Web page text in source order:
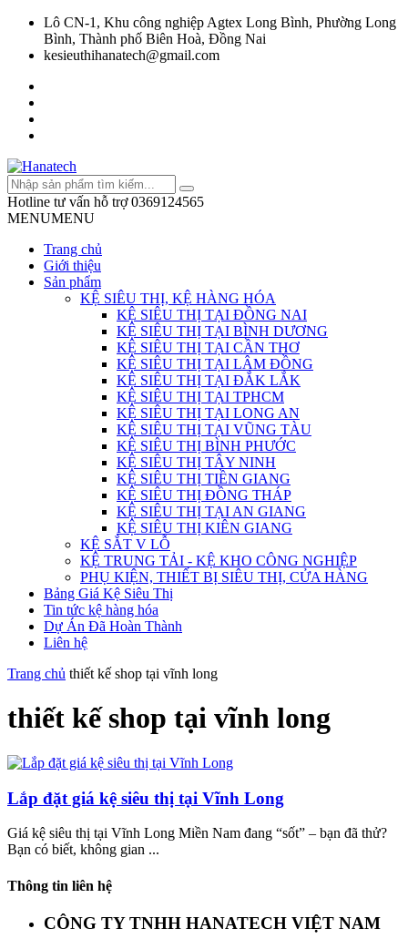
Lô CN-1, Khu công nghiệp Agtex Long Bình, Phường Long
Bình, Thành phố Biên Hoà, Đồng Nai
kesieuthihanatech@gmail.com
Hotline tư vấn hỗ trợ 0369124565
MENUMENU
Trang chủ
Giới thiệu
Sản phẩm
KỆ SIÊU THỊ, KỆ HÀNG HÓA
KỆ SIÊU THỊ TẠI ĐỒNG NAI
KỆ SIÊU THỊ TẠI BÌNH DƯƠNG
KỆ SIÊU THỊ TẠI CẦN THƠ
KỆ SIÊU THỊ TẠI LÂM ĐỒNG
KỆ SIÊU THỊ TẠI ĐẮK LẮK
KỆ SIÊU THỊ TẠI TPHCM
KỆ SIÊU THỊ TẠI LONG AN
KỆ SIÊU THỊ TẠI VŨNG TÀU
KỆ SIÊU THỊ BÌNH PHƯỚC
KỆ SIÊU THỊ TÂY NINH
KỆ SIÊU THỊ TIỀN GIANG
KỆ SIÊU THỊ ĐỒNG THÁP
KỆ SIÊU THỊ TẠI AN GIANG
KỆ SIÊU THỊ KIÊN GIANG
KỆ SẮT V LỖ
KỆ TRUNG TẢI - KỆ KHO CÔNG NGHIỆP
PHỤ KIỆN, THIẾT BỊ SIÊU THỊ, CỬA HÀNG
Bảng Giá Kệ Siêu Thị
Tin tức kệ hàng hóa
Dự Án Đã Hoàn Thành
Liên hệ
Trang chủ thiết kế shop tại vĩnh long
thiết kế shop tại vĩnh long
Lắp đặt giá kệ siêu thị tại Vĩnh Long
Giá kệ siêu thị tại Vĩnh Long Miền Nam đang “sốt” – bạn đã thử?
Bạn có biết, không gian ...
Thông tin liên hệ
CÔNG TY TNHH HANATECH VIỆT NAM